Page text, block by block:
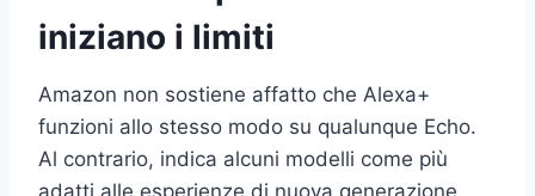
iniziano i limiti
Amazon non sostiene affatto che Alexa+
funzioni allo stesso modo su qualunque Echo.
Al contrario, indica alcuni modelli come più
adatti alle esperienze di nuova generazione